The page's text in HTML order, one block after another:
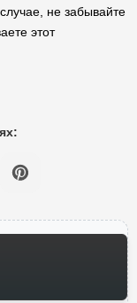
не забывайте
этот